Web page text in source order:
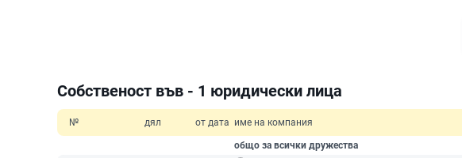
Собственост във - 1 юридически лица
№ дял от дата име на компания
общо за всички дружества